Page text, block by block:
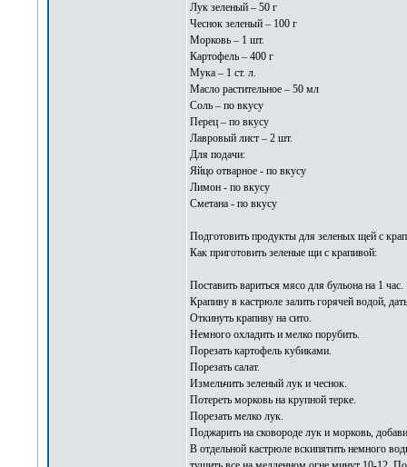
Лук зеленый – 50 г
Чеснок зеленый – 100 г
Морковь – 1 шт.
Картофель – 400 г
Мука – 1 ст. л.
Масло растительное – 50 мл
Соль – по вкусу
Перец – по вкусу
Лавровый лист – 2 шт.
Для подачи:
Яйцо отварное - по вкусу
Лимон - по вкусу
Сметана - по вкусу
Подготовить продукты для зеленых щей с
Как приготовить зеленые щи с крапивой:
Поставить вариться мясо для бульона на 1 час.
Крапиву в кастрюле залить горячей водой,
Откинуть крапиву на сито.
Немного охладить и мелко порубить.
Порезать картофель кубиками.
Порезать салат.
Измельчить зеленый лук и чеснок.
Потереть морковь на крупной терке.
Порезать мелко лук.
Поджарить на сковороде лук и морковь,
В отдельной кастрюле вскипятить немного